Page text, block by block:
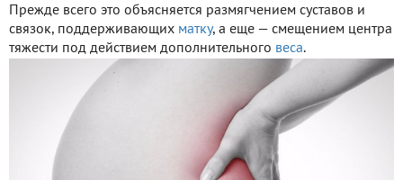
Прежде всего это объясняется размягчением суставов и
связок, поддерживающих матку, а еще — смещением центра
тяжести под действием дополнительного веса.